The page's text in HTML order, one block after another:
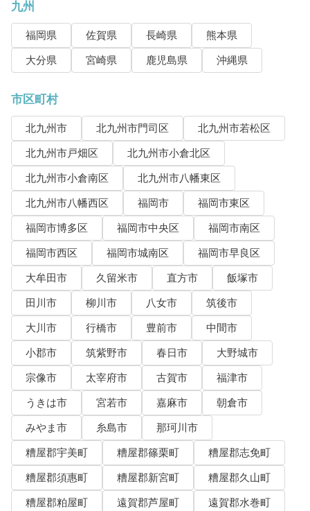
九州
福岡県 佐賀県 長崎県
熊本県
大分県
宮崎県 鹿児島県 沖縄県
市区町村
北九州市 北九州市門司区
北九州市若松区
北九州市戸畑区
北九州市小倉北区
北九州市小倉南区
北九州市八幡東区
北九州市八幡西区
福岡市
福岡市東区
福岡市博多区
福岡市中央区
福岡市南区
福岡市西区
福岡市城南区
福岡市早良区
大牟田市
久留米市 直方市
飯塚市
田川市
柳川市 八女市
筑後市
大川市
行橋市 豊前市
中間市
小郡市
筑紫野市 春日市
大野城市
宗像市
太宰府市 古賀市
福津市
うきは市
宮若市 嘉麻市
朝倉市
みやま市
糸島市
那珂川市
糟屋郡宇美町
糟屋郡篠栗町
糟屋郡志免町
糟屋郡須惠町
糟屋郡新宮町
糟屋郡久山町
糟屋郡粕屋町
遠賀郡芦屋町
遠賀郡水巻町